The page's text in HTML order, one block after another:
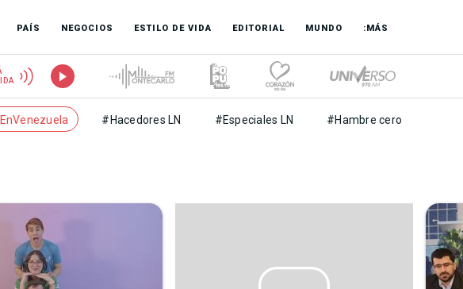
PAÍS NEGOCIOS ESTILO DE VIDA EDITORIAL MUNDO :MÁS
#Hacedores LN #Especiales LN #Hambre cero